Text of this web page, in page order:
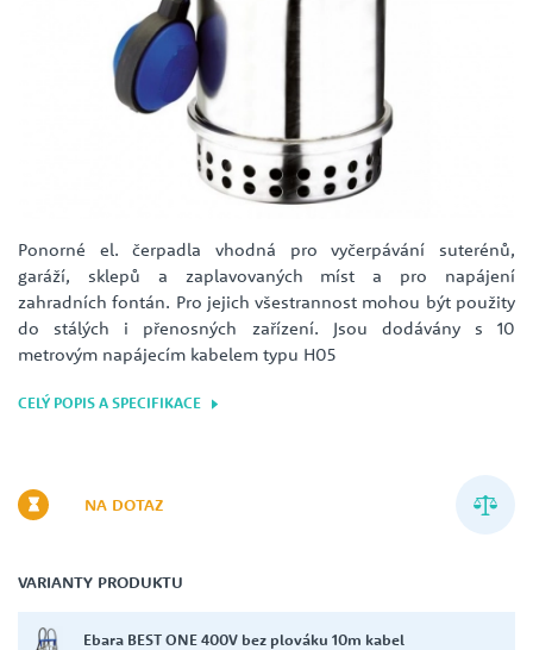
Ponorné el. čerpadla vhodná pro vyčerpávání suterénů,
garáží, sklepů a zaplavovaných míst a pro napájení
zahradních fontán. Pro jejich všestrannost mohou být použity
do stálých i přenosných zařízení. Jsou dodávány s 10
metrovým napájecím kabelem typu H05
CELÝ POPIS A SPECIFIKACE
NA DOTAZ
VARIANTY PRODUKTU
Ebara BEST ONE 400V bez plováku 10m kabel